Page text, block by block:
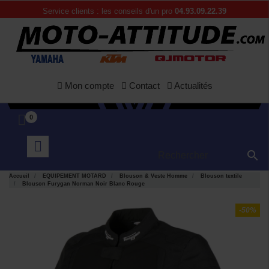
Service clients : les conseils d'un pro 04.93.09.22.39
Mon compte Contact Actualités
0

Accueil EQUIPEMENT MOTARD Blouson & Veste Homme
Blouson textile
Blouson Furygan Norman Noir Blanc Rouge
-50%